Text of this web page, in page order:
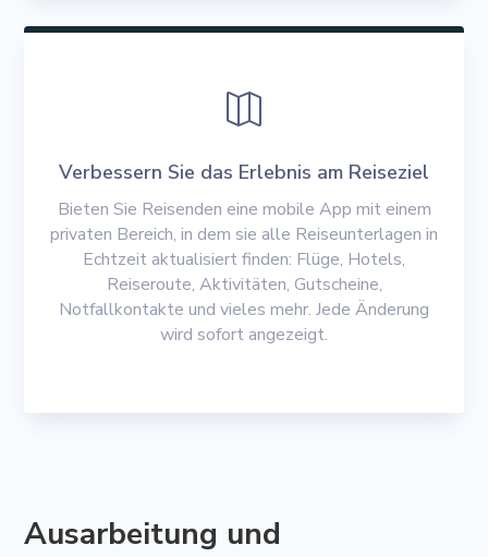

Verbessern Sie das Erlebnis am Reiseziel
Bieten Sie Reisenden eine mobile App mit einem
privaten Bereich, in dem sie alle Reiseunterlagen in
Echtzeit aktualisiert finden: Flüge, Hotels,
Reiseroute, Aktivitäten, Gutscheine,
Notfallkontakte und vieles mehr. Jede Änderung
wird sofort angezeigt.
Ausarbeitung und